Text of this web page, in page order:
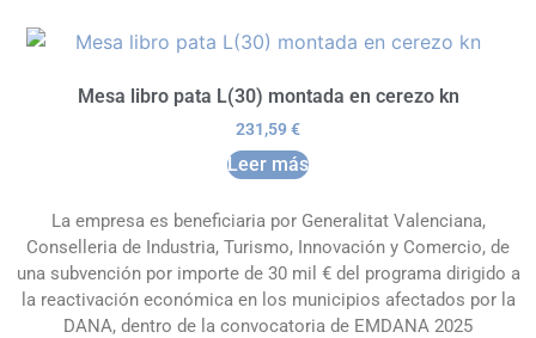
Mesa libro pata L(30) montada en cerezo kn
231,59€
Leer más
La empresa es beneficiaria por Generalitat Valenciana,
Conselleria de Industria, Turismo, Innovación y Comercio, de
una subvención por importe de 30 mil € del programa dirigido a
la reactivación económica en los municipios afectados por la
DANA, dentro de la convocatoria de EMDANA 2025